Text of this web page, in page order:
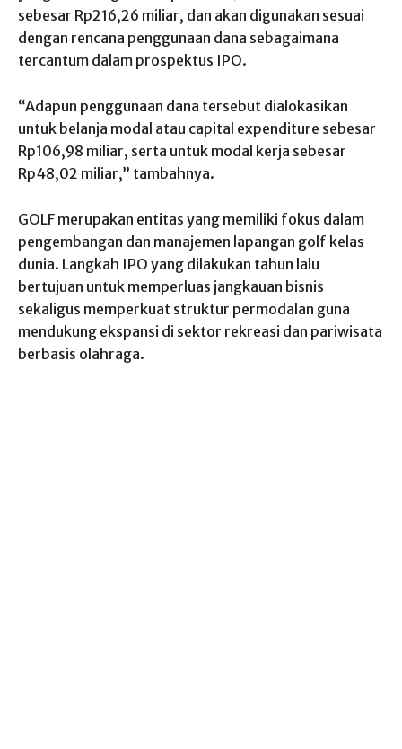
sebesar Rp216,26 miliar, dan akan digunakan sesuai
dengan rencana penggunaan dana sebagaimana
tercantum dalam prospektus IPO.
“Adapun penggunaan dana tersebut dialokasikan
untuk belanja modal atau capital expenditure sebesar
Rp106,98 miliar, serta untuk modal kerja sebesar
Rp48,02 miliar,” tambahnya.
GOLF merupakan entitas yang memiliki fokus dalam
pengembangan dan manajemen lapangan golf kelas
dunia. Langkah IPO yang dilakukan tahun lalu
bertujuan untuk memperluas jangkauan bisnis
sekaligus memperkuat struktur permodalan guna
mendukung ekspansi di sektor rekreasi dan pariwisata
berbasis olahraga.